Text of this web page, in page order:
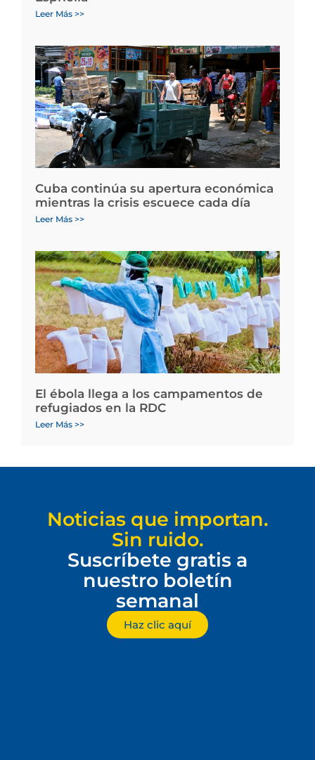
Leer Más >>
Cuba continúa su apertura económica
mientras la crisis escuece cada día
Leer Más >>
El ébola llega a los campamentos de
refugiados en la RDC
Leer Más >>
Noticias que importan.
Sin ruido.
Suscríbete gratis a
nuestro boletín
semanal
Haz clic aquí